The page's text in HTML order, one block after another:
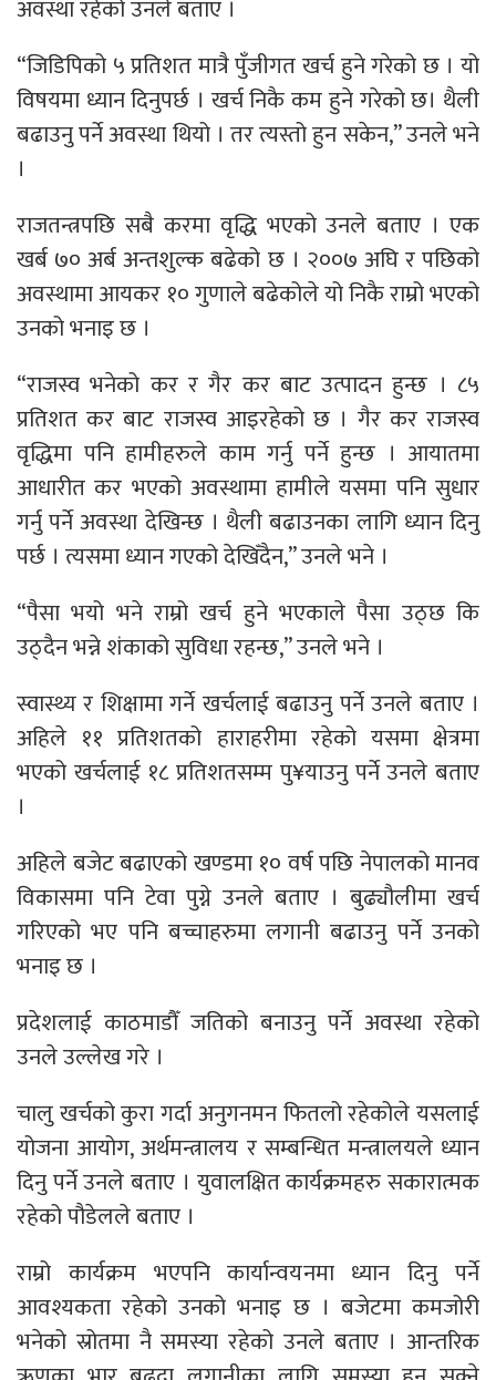
अवस्था रहेको उनले बताए ।
“जिडिपिको ५ प्रतिशत मात्रै पुँजीगत खर्च हुने गरेको छ । यो
विषयमा ध्यान दिनुपर्छ । खर्च निकै कम हुने गरेको छ। थैली
बढाउनु पर्ने अवस्था थियो । तर त्यस्तो हुन सकेन,” उनले भने
।
राजतन्त्रपछि सबै करमा वृद्धि भएको उनले बताए । एक
खर्ब ७० अर्ब अन्तशुल्क बढेको छ । २००७ अघि र पछिको
अवस्थामा आयकर १० गुणाले बढेकोले यो निकै राम्रो भएको
उनको भनाइ छ ।
“राजस्व भनेको कर र गैर कर बाट उत्पादन हुन्छ । ८५
प्रतिशत कर बाट राजस्व आइरहेको छ । गैर कर राजस्व
वृद्धिमा पनि हामीहरुले काम गर्नु पर्ने हुन्छ । आयातमा
आधारीत कर भएको अवस्थामा हामीले यसमा पनि सुधार
गर्नु पर्ने अवस्था देखिन्छ । थैली बढाउनका लागि ध्यान दिनु
पर्छ । त्यसमा ध्यान गएको देखिँदैन,” उनले भने ।
“पैसा भयो भने राम्रो खर्च हुने भएकाले पैसा उठ्छ कि
उठ्दैन भन्ने शंकाको सुविधा रहन्छ,” उनले भने ।
स्वास्थ्य र शिक्षामा गर्ने खर्चलाई बढाउनु पर्ने उनले बताए ।
अहिले ११ प्रतिशतको हाराहरीमा रहेको यसमा क्षेत्रमा
भएको खर्चलाई १८ प्रतिशतसम्म पु¥याउनु पर्ने उनले बताए
।
अहिले बजेट बढाएको खण्डमा १० वर्ष पछि नेपालको मानव
विकासमा पनि टेवा पुग्ने उनले बताए । बुढ्यौलीमा खर्च
गरिएको भए पनि बच्चाहरुमा लगानी बढाउनु पर्ने उनको
भनाइ छ ।
प्रदेशलाई काठमाडौँ जतिको बनाउनु पर्ने अवस्था रहेको
उनले उल्लेख गरे ।
चालु खर्चको कुरा गर्दा अनुगनमन फितलो रहेकोले यसलाई
योजना आयोग, अर्थमन्त्रालय र सम्बन्धित मन्त्रालयले ध्यान
दिनु पर्ने उनले बताए । युवालक्षित कार्यक्रमहरु सकारात्मक
रहेको पौडेलले बताए ।
राम्रो कार्यक्रम भएपनि कार्यान्वयनमा ध्यान दिनु पर्ने
आवश्यकता रहेको उनको भनाइ छ । बजेटमा कमजोरी
भनेको स्रोतमा नै समस्या रहेको उनले बताए । आन्तरिक